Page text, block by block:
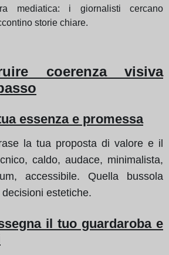
mediatica: i giornalisti cercano
storie chiare.
coerenza visiva
essenza e promessa
la tua proposta di valore e il
caldo, audace, minimalista,
accessibile. Quella bussola
estetiche.
il tuo guardaroba e